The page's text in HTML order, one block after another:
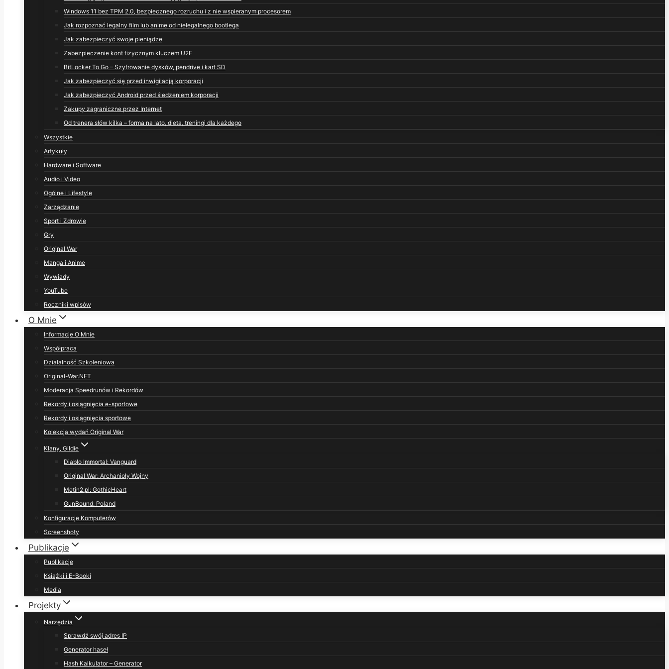
Windows 11 bez TPM 2.0, bezpiecznego rozruchu i z nie wspieranym procesorem
Jak rozpoznać legalny film lub anime od nielegalnego bootlega
Jak zabezpieczyć swoje pieniądze
Zabezpieczenie kont fizycznym kluczem U2F
BitLocker To Go – Szyfrowanie dysków, pendrive i kart SD
Jak zabezpieczyć się przed inwigilacją korporacji
Jak zabezpieczyć Android przed śledzeniem korporacji
Zakupy zagraniczne przez Internet
Od trenera słów kilka – forma na lato, dieta, treningi dla każdego
Wszystkie
Artykuły
Hardware i Software
Audio i Video
Ogólne i Lifestyle
Zarządzanie
Sport i Zdrowie
Gry
Original War
Manga i Anime
Wywiady
YouTube
Roczniki wpisów
O Mnie
Informacje O Mnie
Współpraca
Działalność Szkoleniowa
Original-War.NET
Moderacja Speedrunów i Rekordów
Rekordy i osiągnięcia e-sportowe
Rekordy i osiągnięcia sportowe
Kolekcja wydań Original War
Klany, Gildie
Diablo Immortal: Vanguard
Original War: Archanioły Wojny
Metin2.pl: GothicHeart
GunBound: Poland
Konfiguracje Komputerów
Screenshoty
Publikacje
Publikacje
Książki i E-Booki
Media
Projekty
Narzędzia
Sprawdź swój adres IP
Generator haseł
Hash Kalkulator – Generator